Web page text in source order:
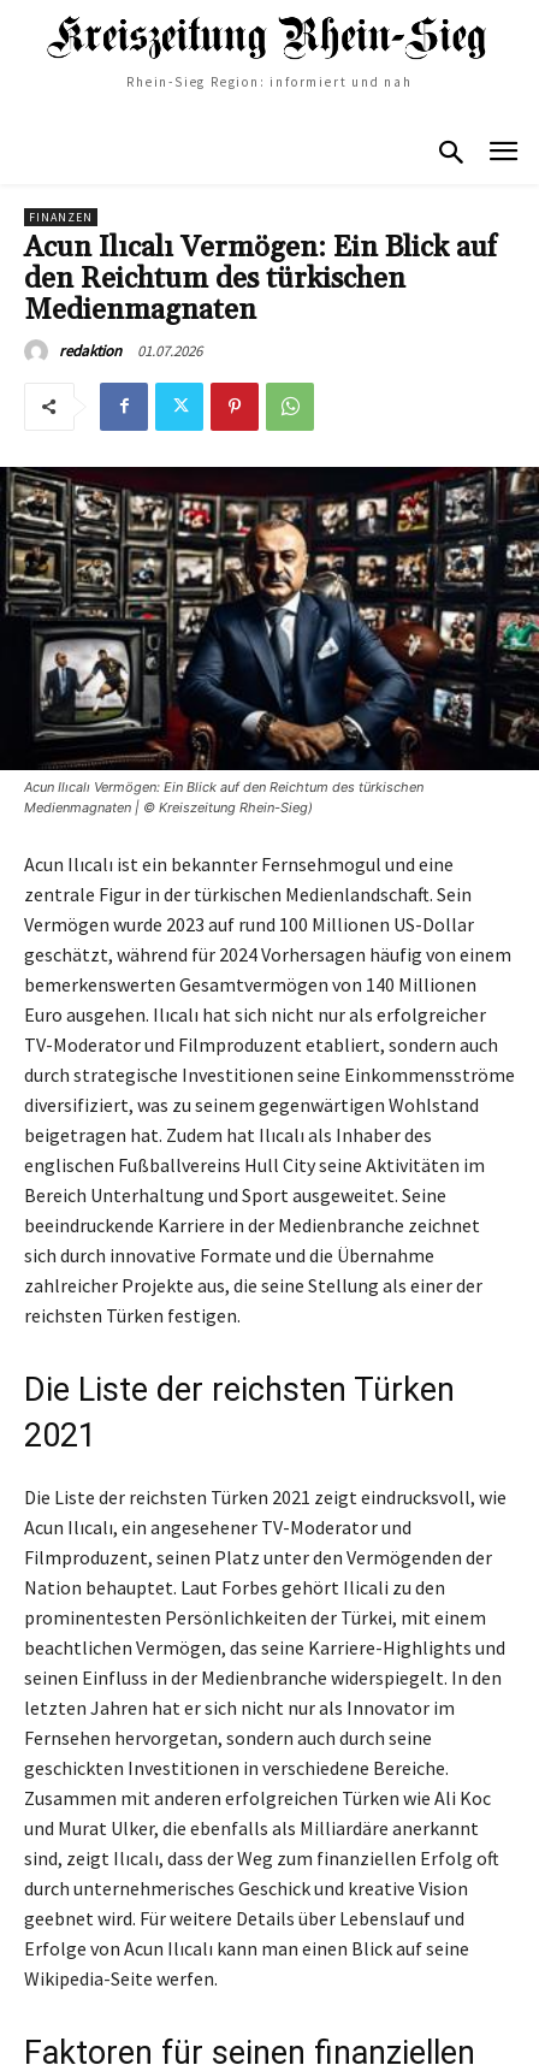
Rhein-Sieg Region: informiert und nah
FINANZEN
Acun Ilıcalı Vermögen: Ein Blick auf
den Reichtum des türkischen
Medienmagnaten
redaktion 01.07.2026
Acun Ilıcalı Vermögen: Ein Blick auf den Reichtum des türkischen
Medienmagnaten | © Kreiszeitung Rhein-Sieg)
Acun Ilıcalı ist ein bekannter Fernsehmogul und eine
zentrale Figur in der türkischen Medienlandschaft. Sein
Vermögen wurde 2023 auf rund 100 Millionen US-Dollar
geschätzt, während für 2024 Vorhersagen häufig von einem
bemerkenswerten Gesamtvermögen von 140 Millionen
Euro ausgehen. Ilıcalı hat sich nicht nur als erfolgreicher
TV-Moderator und Filmproduzent etabliert, sondern auch
durch strategische Investitionen seine Einkommensströme
diversifiziert, was zu seinem gegenwärtigen Wohlstand
beigetragen hat. Zudem hat Ilıcalı als Inhaber des
englischen Fußballvereins Hull City seine Aktivitäten im
Bereich Unterhaltung und Sport ausgeweitet. Seine
beeindruckende Karriere in der Medienbranche zeichnet
sich durch innovative Formate und die Übernahme
zahlreicher Projekte aus, die seine Stellung als einer der
reichsten Türken festigen.
Die Liste der reichsten Türken
2021
Die Liste der reichsten Türken 2021 zeigt eindrucksvoll, wie
Acun Ilıcalı, ein angesehener TV-Moderator und
Filmproduzent, seinen Platz unter den Vermögenden der
Nation behauptet. Laut Forbes gehört Ilicali zu den
prominentesten Persönlichkeiten der Türkei, mit einem
beachtlichen Vermögen, das seine Karriere-Highlights und
seinen Einfluss in der Medienbranche widerspiegelt. In den
letzten Jahren hat er sich nicht nur als Innovator im
Fernsehen hervorgetan, sondern auch durch seine
geschickten Investitionen in verschiedene Bereiche.
Zusammen mit anderen erfolgreichen Türken wie Ali Koc
und Murat Ulker, die ebenfalls als Milliardäre anerkannt
sind, zeigt Ilıcalı, dass der Weg zum finanziellen Erfolg oft
durch unternehmerisches Geschick und kreative Vision
geebnet wird. Für weitere Details über Lebenslauf und
Erfolge von Acun Ilıcalı kann man einen Blick auf seine
Wikipedia-Seite werfen.
Faktoren für seinen finanziellen